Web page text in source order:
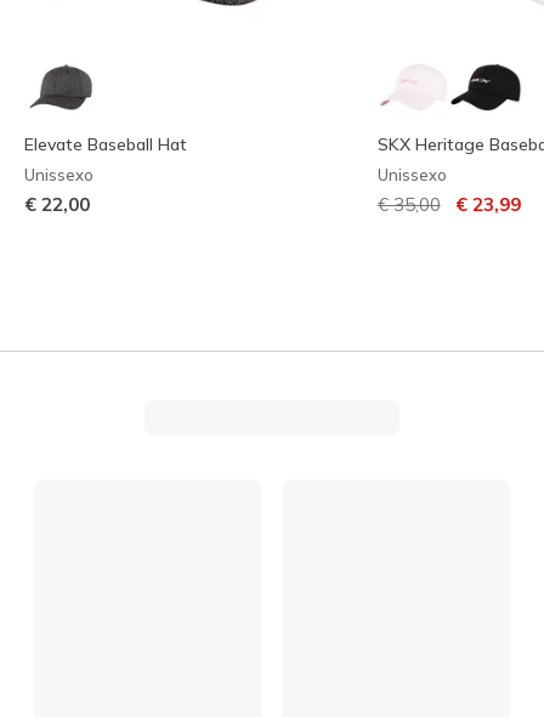
Elevate Baseball Hat
Unissexo
€ 22,00
SKX Heritage
Unissexo
Preço com
€ 35,00para
€ 23,99